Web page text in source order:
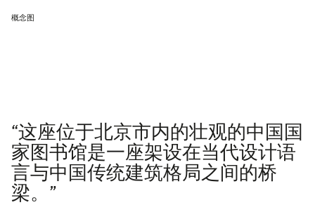
概念图
“这座位于北京市内的壮观的中国国
家图书馆是一座架设在当代设计语
言与中国传统建筑格局之间的桥
梁。”